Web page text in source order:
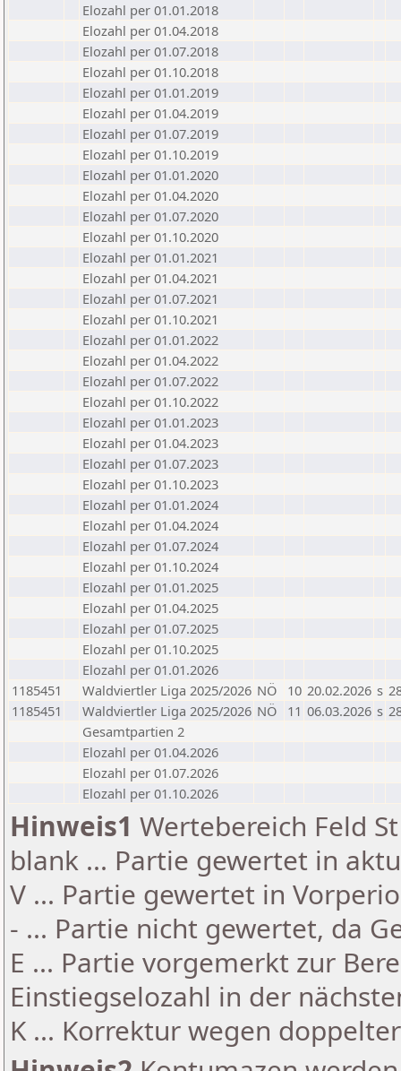
Elozahl per 01.01.2018
Elozahl per 01.04.2018
Elozahl per 01.07.2018
Elozahl per 01.10.2018
Elozahl per 01.01.2019
Elozahl per 01.04.2019
Elozahl per 01.07.2019
Elozahl per 01.10.2019
Elozahl per 01.01.2020
Elozahl per 01.04.2020
Elozahl per 01.07.2020
Elozahl per 01.10.2020
Elozahl per 01.01.2021
Elozahl per 01.04.2021
Elozahl per 01.07.2021
Elozahl per 01.10.2021
Elozahl per 01.01.2022
Elozahl per 01.04.2022
Elozahl per 01.07.2022
Elozahl per 01.10.2022
Elozahl per 01.01.2023
Elozahl per 01.04.2023
Elozahl per 01.07.2023
Elozahl per 01.10.2023
Elozahl per 01.01.2024
Elozahl per 01.04.2024
Elozahl per 01.07.2024
Elozahl per 01.10.2024
Elozahl per 01.01.2025
Elozahl per 01.04.2025
Elozahl per 01.07.2025
Elozahl per 01.10.2025
Elozahl per 01.01.2026
1185451
Waldviertler Liga 2025/2026 NÖ 10 20.02.2026 s
1185451
Waldviertler Liga 2025/2026 NÖ 11 06.03.2026 s
Gesamtpartien 2
Elozahl per 01.04.2026
Elozahl per 01.07.2026
Elozahl per 01.10.2026
Hinweis1 Wertebereich Feld
blank ... Partie gewertet in
V ... Partie gewertet in
- ... Partie nicht gewertet, da
E ... Partie vorgemerkt zur
Einstiegselozahl in der
K ... Korrektur wegen